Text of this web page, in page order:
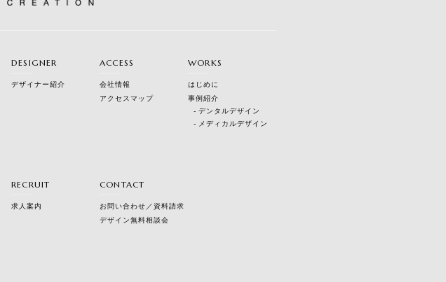
DESIGNER
デザイナー紹介
ACCESS
会社情報
アクセスマップ
WORKS
はじめに
事例紹介
デンタルデザイン
メディカルデザイン
RECRUIT
求人案内
CONTACT
お問い合わせ／資料請求
デザイン無料相談会